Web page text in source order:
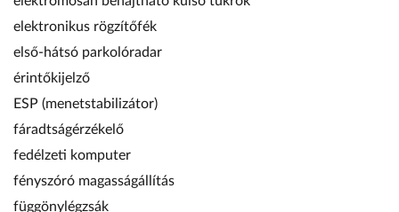
elektronikus rögzítőfék
első-hátsó parkolóradar
érintőkijelző
ESP (menetstabilizátor)
fáradtságérzékelő
fedélzeti komputer
fényszóró magasságállítás
függönylégzsák